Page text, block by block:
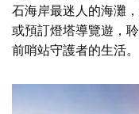
石海岸最迷人的海灘
或預訂燈塔導覽遊，
前哨站守護者的生活。